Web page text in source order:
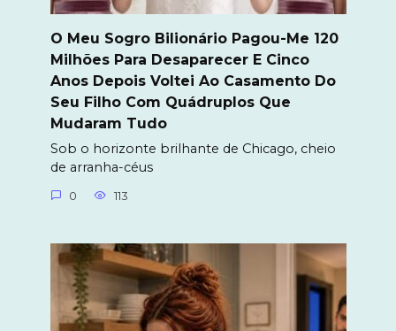
O Meu Sogro Bilionário Pagou-Me 120
Milhões Para Desaparecer E Cinco
Anos Depois Voltei Ao Casamento Do
Seu Filho Com Quádruplos Que
Mudaram Tudo
Sob o horizonte brilhante de Chicago, cheio
de arranha-céus
0 113